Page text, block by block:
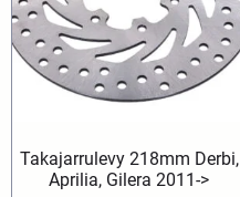
Takajarrulevy 218mm Derbi,
Aprilia, Gilera 2011->